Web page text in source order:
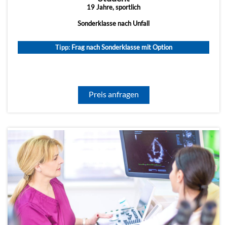
19 Jahre, sportlich
Sonderklasse nach Unfall
Tipp:Frag nach Sonderklasse mit Option
Preis anfragen